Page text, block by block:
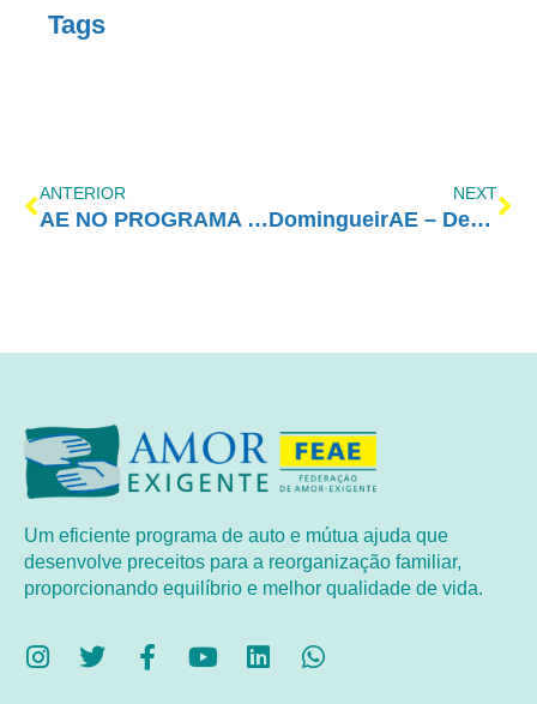
Tags
ANTERIOR
AE NO PROGRAMA VIDA MELHOR – REDEVIDA – 22/04/2024
NEXT
DomingueirAE – Dependência Química e outras Compulsões
Um eficiente programa de auto e mútua ajuda que
desenvolve preceitos para a reorganização familiar,
proporcionando equilíbrio e melhor qualidade de vida.